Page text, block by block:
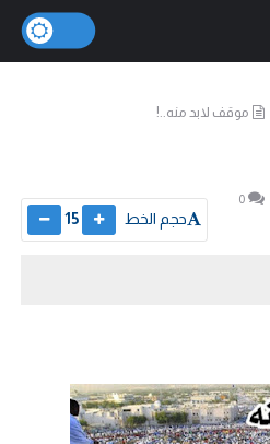
موقف لابد منه..!
0
حجم الخط 15